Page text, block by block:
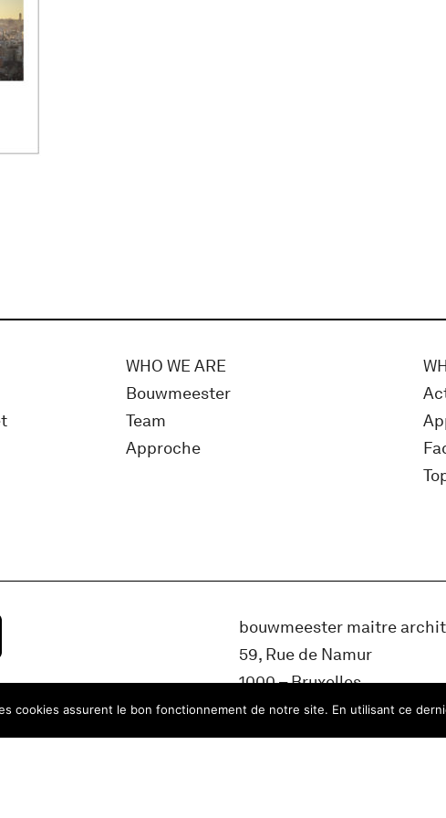
WHO WE ARE
Bouwmeester
Team
Approche
bouwmeester maitre
59, Rue de Namur
1000 – Bruxelles
Belgique
cookies assurent le bon fonctionnement de notre site. En utilisant ce